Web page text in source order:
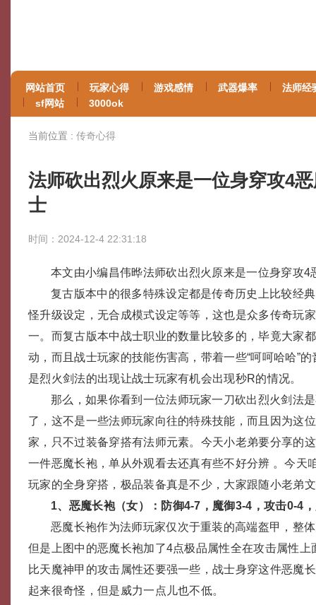
网站首页 玩家心得 游戏感情 武器爆率
法师经
sf网站
3000ok
当前位置 : 传奇心得
法师砍出烈火原来是一位身穿攻4
士
时间：2024-12-4 22:31:18
本文由小编昌伟晔法师砍出烈火原来是一位身穿攻4
复古版本中的很多特殊设定都是传奇历史上比较经
怪升级设定，无合成模式设定等等，这也是众多传奇玩
一。而复古版本中战士职业的数量比较多的，毕竟大家
动，而且战士玩家的技能伤害高，带着一些“呵呵哈哈”
是烈火剑法的出现让战士玩家有机会出现秒R的情况。
那么，如果你看到一位法师玩家一刀砍出烈火剑法
了，这不是一些法师玩家向往的特殊技能，而且因为这
家，只不过装备穿搭有法师元素。今天小老弟要分享的
一件恶魔长袍，单从外观看去还真有些不好分辨 。今天
玩家的全身穿搭，极品装备真是不少，大家跟随小老弟
1、恶魔长袍（女）：防御4-7，魔御3-4，攻击0-4
恶魔长袍作为法师玩家仅次于重装的高端盔甲，整
但是上图中的恶魔长袍加了4点极品属性全在攻击属性上
比天魔神甲的攻击属性还要强一些，战士身穿这件恶魔
起来很奇怪，但是威力一点儿也不低。